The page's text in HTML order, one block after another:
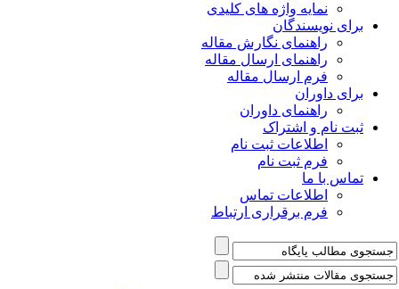
نمایه واژه های کلیدی
برای نویسندگان
راهنمای نگارش مقاله
راهنمای ارسال مقاله
فرم ارسال مقاله
برای داوران
راهنمای داوران
ثبت نام و اشتراک
اطلاعات ثبت نام
فرم ثبت نام
تماس با ما
اطلاعات تماس
فرم برقراری ارتباط